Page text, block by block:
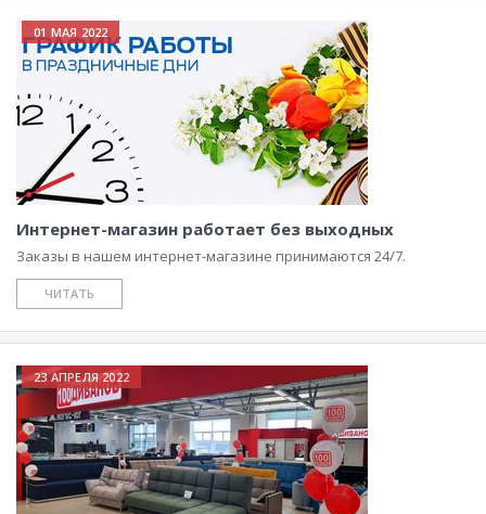
01 МАЯ 2022
Интернет-магазин работает без выходных
Заказы в нашем интернет-магазине принимаются 24/7.
ЧИТАТЬ
23 АПРЕЛЯ 2022